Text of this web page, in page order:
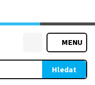
MENU
Hledat